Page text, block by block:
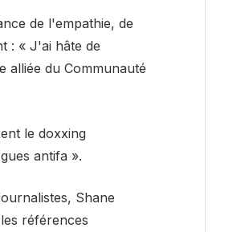
de l'empathie, de
: « J'ai hâte de
alliée du Communauté
le doxxing
antifa ».
Shane
références